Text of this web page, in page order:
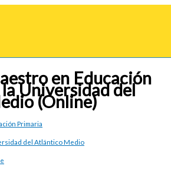
en Educación
Universidad del
(Online)
Primaria
del Atlántico Medio